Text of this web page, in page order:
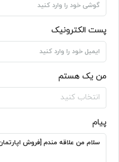
پست الکترونیک
من یک هستم
انتخاب کنید
پیام